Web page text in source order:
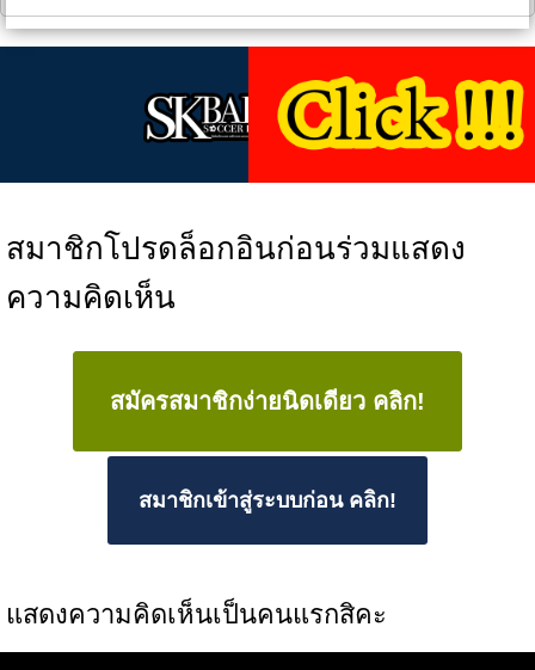
สมาชิกโปรดล็อกอินก่อนร่วมแสดง
ความคิดเห็น
สมัครสมาชิกง่ายนิดเดียว คลิก!
สมาชิกเข้าสู่ระบบก่อน คลิก!
แสดงความคิดเห็นเป็นคนแรกสิคะ